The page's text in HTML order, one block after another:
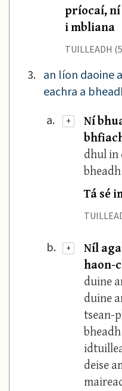
príocaí, ní
i mbliana
TUILLEADH
3. an líon daoine
eachra a
a.
+
Ní
dhul in
Tá sé
b. +
Níl
haon-
duine
duine
tsean-
deise